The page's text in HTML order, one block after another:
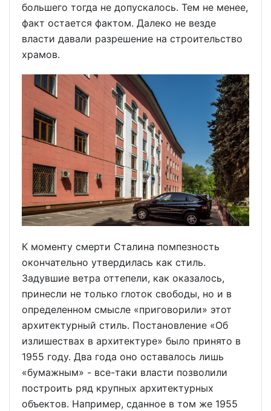
большего тогда не допускалось. Тем не менее,
факт остается фактом. Далеко не везде
власти давали разрешение на строительство
храмов.
К моменту смерти Сталина помпезность
окончательно утвердилась как стиль.
Задувшие ветра оттепели, как оказалось,
принесли не только глоток свободы, но и в
определенном смысле «приговорили» этот
архитектурный стиль. Постановление «Об
излишествах в архитектуре» было принято в
1955 году. Два года оно оставалось лишь
«бумажным» - все-таки власти позволили
построить ряд крупных архитектурных
объектов. Например, сданное в том же 1955